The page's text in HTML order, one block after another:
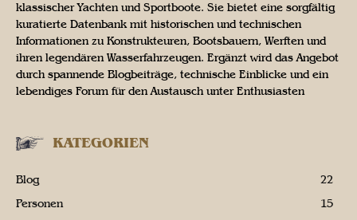
klassischer Yachten und Sportboote. Sie bietet eine sorgfältig
kuratierte Datenbank mit historischen und technischen
Informationen zu Konstrukteuren, Bootsbauern, Werften und
ihren legendären Wasserfahrzeugen. Ergänzt wird das Angebot
durch spannende Blogbeiträge, technische Einblicke und ein
lebendiges Forum für den Austausch unter Enthusiasten
KATEGORIEN
Blog
22
Personen
15